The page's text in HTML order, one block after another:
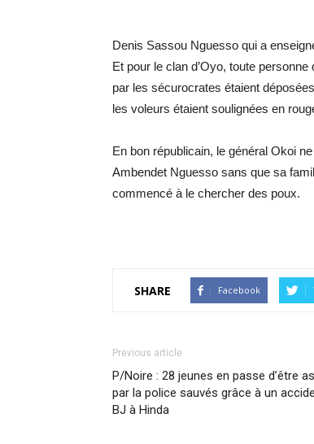
Denis Sassou Nguesso qui a
Et pour le clan d’Oyo, toute
par les sécurocrates étaient
les voleurs étaient soulignées en
En bon républicain, le général Okoi
Ambendet Nguesso sans que sa
commencé à le chercher des poux.
SHARE Facebook
Previous article
P/Noire : 28 jeunes en passe d’être
par la police sauvés grâce à un
BJ à Hinda